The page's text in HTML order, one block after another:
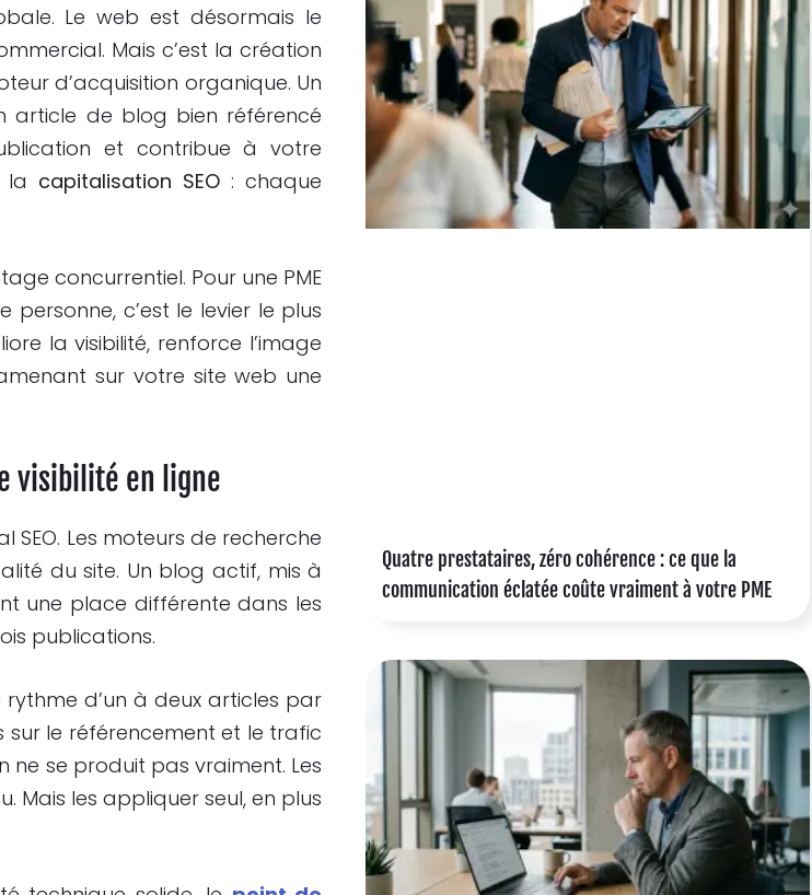
Le web est désormais le
Mais c’est la création
d’acquisition organique. Un
article de blog bien référencé
et contribue à votre
la capitalisation SEO : chaque
concurrentiel. Pour une PME
c’est le levier le plus
la visibilité, renforce l’image
sur votre site web une
visibilité en ligne
Les moteurs de recherche
du site. Un blog actif, mis à
une place différente dans les
publications.
rythme d’un à deux articles par
sur le référencement et le trafic
ne se produit pas vraiment. Les
Mais les appliquer seul, en plus
Quatre prestataires, zéro cohérence : ce que la
communication éclatée coûte vraiment à votre PME